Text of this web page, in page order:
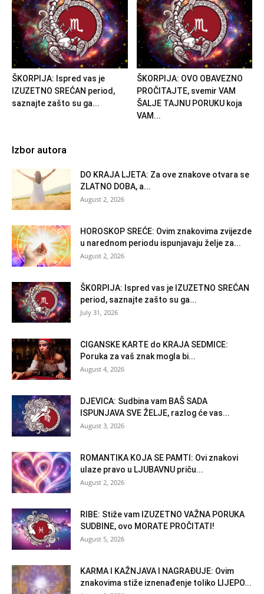
ŠKORPIJA: Ispred vas je
IZUZETNO SREĆAN period,
saznajte zašto su ga...
ŠKORPIJA: OVO OBAVEZNO
PROČITAJTE, svemir VAM
ŠALJE TAJNU PORUKU koja
VAM...
Izbor autora
DO KRAJA LJETA: Za ove znakove otvara se
ZLATNO DOBA, a...
August 2, 2026
HOROSKOP SREĆE: Ovim znakovima zvijezde
u narednom periodu ispunjavaju želje za...
August 2, 2026
ŠKORPIJA: Ispred vas je IZUZETNO SREĆAN
period, saznajte zašto su ga...
July 31, 2026
CIGANSKE KARTE do KRAJA SEDMICE:
Poruka za vaš znak mogla bi...
August 4, 2026
DJEVICA: Sudbina vam BAŠ SADA
ISPUNJAVA SVE ŽELJE, razlog će vas...
August 3, 2026
ROMANTIKA KOJA SE PAMTI: Ovi znakovi
ulaze pravo u LJUBAVNU priču...
August 2, 2026
RIBE: Stiže vam IZUZETNO VAŽNA PORUKA
SUDBINE, ovo MORATE PROČITATI!
August 5, 2026
KARMA I KAŽNJAVA I NAGRAĐUJE: Ovim
znakovima stiže iznenađenje toliko LIJEPO...